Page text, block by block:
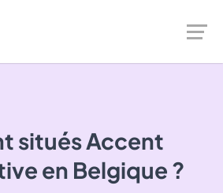
situésAccent
en Belgique ?